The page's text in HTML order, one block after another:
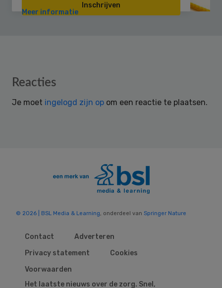
Inschrijven
Meer informatie
Reader
Reacties
Je moet ingelogd zijn op om een reactie te plaatsen.
© 2026 | BSL Media & Learning , onderdeel van Springer Nature
Contact
Adverteren
Privacy statement
Cookies
Voorwaarden
Het laatste nieuws over de zorg. Snel,